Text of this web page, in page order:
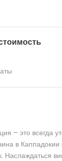
– это всегда
в
Наслаждаться